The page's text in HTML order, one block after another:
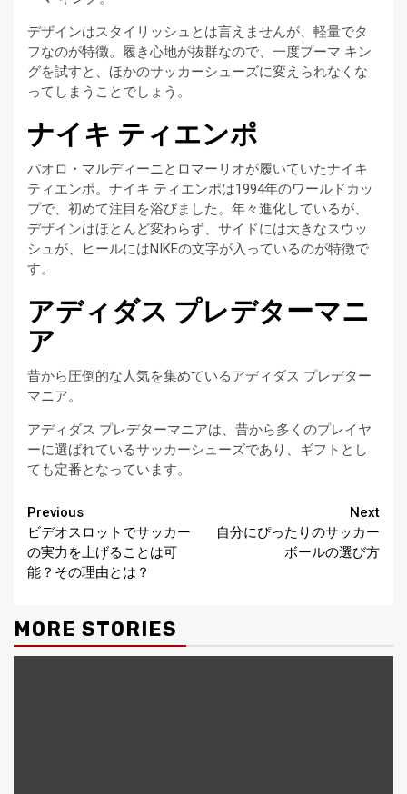
デザインはスタイリッシュとは言えませんが、軽量でタ
フなのが特徴。履き心地が抜群なので、一度プーマ キン
グを試すと、ほかのサッカーシューズに変えられなくな
ってしまうことでしょう。
ナイキ ティエンポ
パオロ・マルディーニとロマーリオが履いていたナイキ
ティエンポ。ナイキ ティエンポは1994年のワールドカッ
プで、初めて注目を浴びました。年々進化しているが、
デザインはほとんど変わらず、サイドには大きなスウッ
シュが、ヒールにはNIKEの文字が入っているのが特徴で
す。
アディダス プレデターマニ
ア
昔から圧倒的な人気を集めているアディダス プレデター
マニア。
アディダス プレデターマニアは、昔から多くのプレイヤ
ーに選ばれているサッカーシューズであり、ギフトとし
ても定番となっています。
Continue
Reading
Previous
ビデオスロットでサッカー
の実力を上げることは可
能？その理由とは？
Next
自分にぴったりのサッカー
ボールの選び方
MORE STORIES